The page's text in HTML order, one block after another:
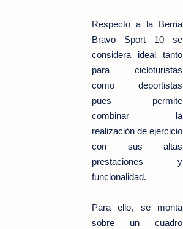
Respecto a la Berria
Bravo Sport 10 se
considera ideal tanto
para cicloturistas
como deportistas
pues permite
combinar la
realización de ejercicio
con sus altas
prestaciones y
funcionalidad.
Para ello, se monta
sobre un cuadro